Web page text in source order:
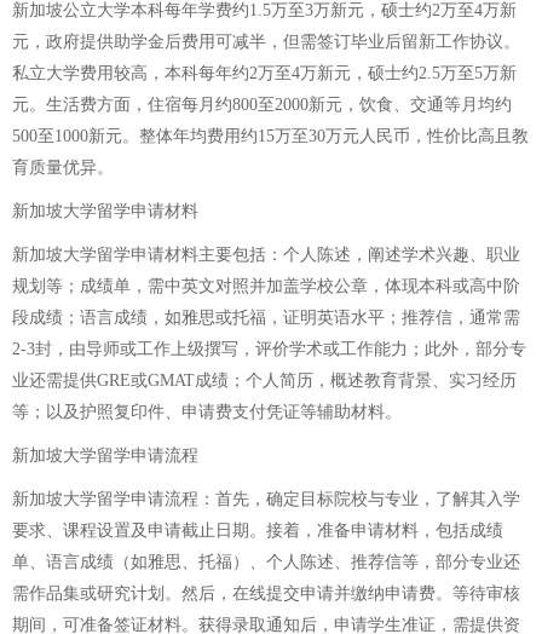
新加坡公立大学本科每年学费约1.5万至3万新元，硕士约2万至4万新
元，政府提供助学金后费用可减半，但需签订毕业后留新工作协议。
私立大学费用较高，本科每年约2万至4万新元，硕士约2.5万至5万新
元。生活费方面，住宿每月约800至2000新元，饮食、交通等月均约
500至1000新元。整体年均费用约15万至30万元人民币，性价比高且教
育质量优异。
新加坡大学留学申请材料
新加坡大学留学申请材料主要包括：个人陈述，阐述学术兴趣、职业
规划等；成绩单，需中英文对照并加盖学校公章，体现本科或高中阶
段成绩；语言成绩，如雅思或托福，证明英语水平；推荐信，通常需
2-3封，由导师或工作上级撰写，评价学术或工作能力；此外，部分专
业还需提供GRE或GMAT成绩；个人简历，概述教育背景、实习经历
等；以及护照复印件、申请费支付凭证等辅助材料。
新加坡大学留学申请流程
新加坡大学留学申请流程：首先，确定目标院校与专业，了解其入学
要求、课程设置及申请截止日期。接着，准备申请材料，包括成绩
单、语言成绩（如雅思、托福）、个人陈述、推荐信等，部分专业还
需作品集或研究计划。然后，在线提交申请并缴纳申请费。等待审核
期间，可准备签证材料。获得录取通知后，申请学生准证，需提供资